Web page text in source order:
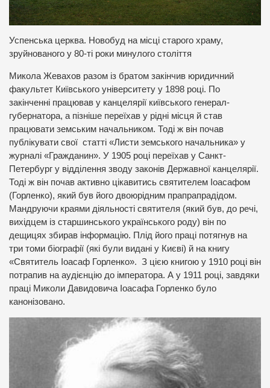
Успенська церква. Новобуд на місці старого храму,
зруйнованого у 80-ті роки минулого століття
Микола Жевахов разом із братом закінчив юридичний
факультет Київського університету у 1898 році. По
закінченні працював у канцелярії київського генерал-
губернатора, а пізніше переїхав у рідні місця й став
працювати земським начальником. Тоді ж він почав
публікувати свої статті «Листи земського начальника» у
журналі «Гражданин». У 1905 році переїхав у Санкт-
Петербург у відділення зводу законів Державної канцелярії.
Тоді ж він почав активно цікавитись святителем Іоасафом
(Горленко), який був його двоюрідним прапрапрадідом.
Мандруючи краями діяльності святителя (який був, до речі,
вихідцем із старшинського українського роду) він по
дещицях збирав інформацію. Плід його праці потягнув на
три томи біографії (які були видані у Києві) й на книгу
«Святитель Іоасаф Горленко». З цією книгою у 1910 році він
потрапив на аудієнцію до імператора. А у 1911 році, завдяки
праці Миколи Давидовича Іоасафа Горленко було
канонізовано.